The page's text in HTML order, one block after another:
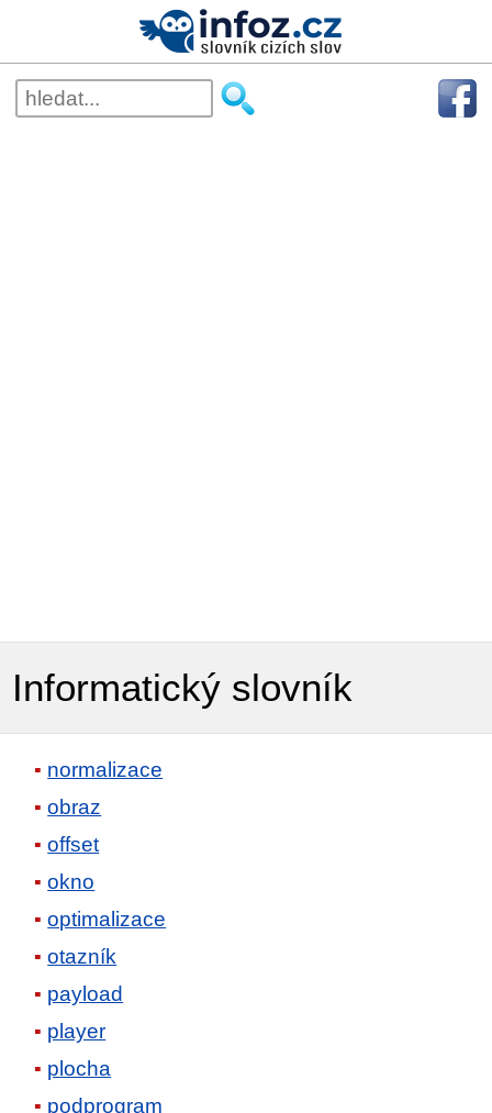
Informatický slovník
normalizace
obraz
offset
okno
optimalizace
otazník
payload
player
plocha
podprogram